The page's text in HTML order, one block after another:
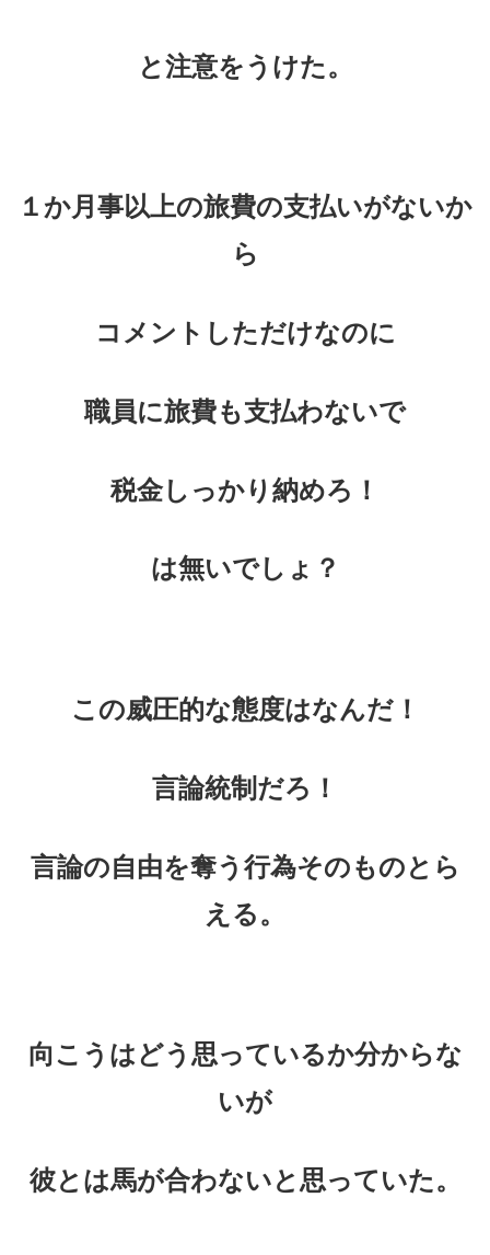
と注意をうけた。
１か月事以上の旅費の支払いがないか
ら
コメントしただけなのに
職員に旅費も支払わないで
税金しっかり納めろ！
は無いでしょ？
この威圧的な態度はなんだ！
言論統制だろ！
言論の自由を奪う行為そのものとら
える。
向こうはどう思っているか分からな
いが
彼とは馬が合わないと思っていた。